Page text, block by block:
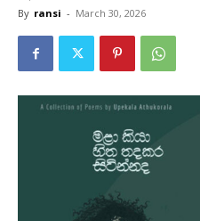
By ransi - March 30, 2026